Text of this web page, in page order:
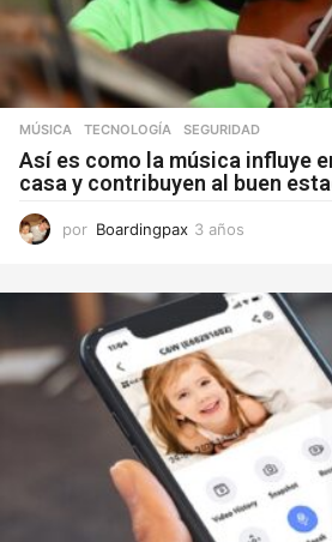
MÚSICA ,TECNOLOGÍA SEGURIDAD
Así es como la música influye
casa y contribuyen al buen
por Boardingpax 3 años
o
s